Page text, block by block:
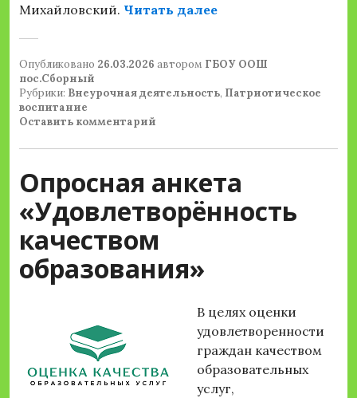
Михайловский. Читать далее«
Опубликовано 26.03.2026 автором ГБОУ ООШ
пос.Сборный
Рубрики: Внеурочная деятельность, Патриотическое
воспитание
Оставить комментарий
Опросная анкета
«Удовлетворённость
качеством
образования»
В целях оценки
удовлетворенности
граждан качеством
образовательных
услуг,